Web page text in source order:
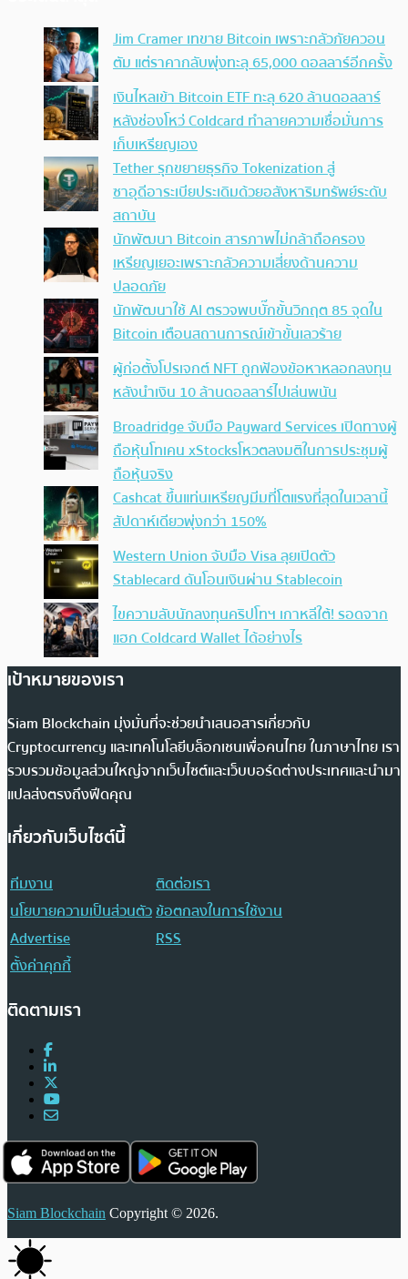
Jim Cramer เทขาย Bitcoin เพราะกลัวภัยควอน
ตัม แต่ราคากลับพุ่งทะลุ 65,000 ดอลลาร์อีกครั้ง
เงินไหลเข้า Bitcoin ETF ทะลุ 620 ล้านดอลลาร์
หลังช่องโหว่ Coldcard ทำลายความเชื่อมั่นการ
เก็บเหรียญเอง
Tether รุกขยายธุรกิจ Tokenization สู่
ซาอุดีอาระเบียประเดิมด้วยอสังหาริมทรัพย์ระดับ
สถาบัน
นักพัฒนา Bitcoin สารภาพไม่กล้าถือครอง
เหรียญเยอะเพราะกลัวความเสี่ยงด้านความ
ปลอดภัย
นักพัฒนาใช้ AI ตรวจพบบั๊กขั้นวิกฤต 85 จุดใน
Bitcoin เตือนสถานการณ์เข้าขั้นเลวร้าย
ผู้ก่อตั้งโปรเจกต์ NFT ถูกฟ้องข้อหาหลอกลงทุน
หลังนำเงิน 10 ล้านดอลลาร์ไปเล่นพนัน
Broadridge จับมือ Payward Services เปิดทางผู้
ถือหุ้นโทเคน xStocksโหวตลงมติในการประชุมผู้
ถือหุ้นจริง
Cashcat ขึ้นแท่นเหรียญมีมที่โตแรงที่สุดในเวลานี้
สัปดาห์เดียวพุ่งกว่า 150%
Western Union จับมือ Visa ลุยเปิดตัว
Stablecard ดันโอนเงินผ่าน Stablecoin
ไขความลับนักลงทุนคริปโทฯ เกาหลีใต้! รอดจาก
แฮก Coldcard Wallet ได้อย่างไร
เป้าหมายของเรา
Siam Blockchain มุ่งมั่นที่จะช่วยนำเสนอสารเกี่ยวกับ
Cryptocurrency และเทคโนโลยีบล็อกเชนเพื่อคนไทย ในภาษาไทย เรา
รวบรวมข้อมูลส่วนใหญ่จากเว็บไซต์และเว็บบอร์ดต่างประเทศและนำมา
แปลส่งตรงถึงฟีดคุณ
เกี่ยวกับเว็บไซต์นี้
ทีมงาน
ติดต่อเรา
นโยบายความเป็นส่วนตัวข้อตกลงในการใช้งาน
Advertise
RSS
ตั้งค่าคุกกี้
ติดตามเรา
Siam Blockchain Copyright © 2026.